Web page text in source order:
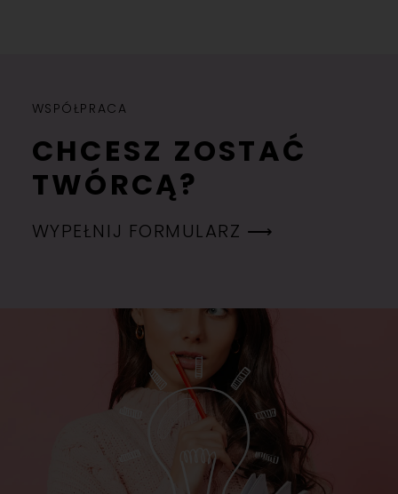
WSPÓŁPRACA
CHCESZ ZOSTAĆ
TWÓRCĄ?
WYPEŁNIJ FORMULARZ ⟶